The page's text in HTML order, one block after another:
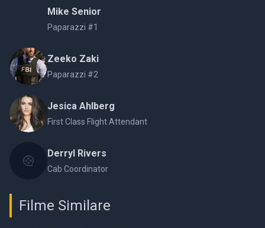
Mike Senior
Paparazzi #1
Zeeko Zaki
Paparazzi #2
Jesica Ahlberg
First Class Flight Attendant
Derryl Rivers
Cab Coordinator
Filme Similare